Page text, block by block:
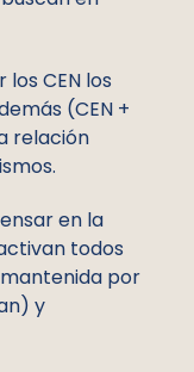
CEN los
(CEN +
relación
en la
todos
por
y